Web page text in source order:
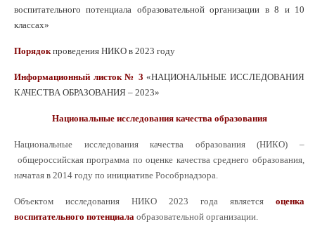
воспитательного потенциала образовательной организации в 8 и 10
классах»
Порядокпроведения НИКО в 2023 году
Информационный листок № 3 «НАЦИОНАЛЬНЫЕ ИССЛЕДОВАНИЯ
КАЧЕСТВА ОБРАЗОВАНИЯ – 2023»
Национальные исследования качества образования
Национальные исследования качества образования (НИКО) –
общероссийская программа по оценке качества среднего образования,
начатая в 2014 году по инициативе Рособрнадзора.
Объектом исследования НИКО 2023 года является оценка
воспитательного потенциала образовательной организации.